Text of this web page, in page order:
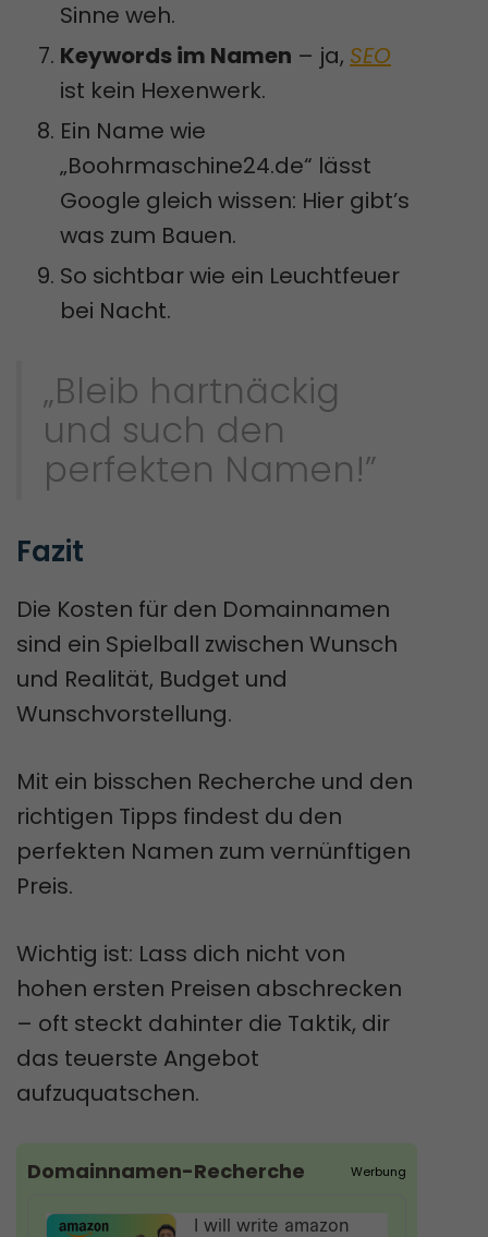
Sinne weh.
Keywords im Namen – ja, SEO
ist kein Hexenwerk.
Ein Name wie
„Boohrmaschine24.de“ lässt
Google gleich wissen: Hier gibt’s
was zum Bauen.
So sichtbar wie ein Leuchtfeuer
bei Nacht.
„Bleib hartnäckig
und such den
perfekten Namen!”
Fazit
Die Kosten für den Domainnamen
sind ein Spielball zwischen Wunsch
und Realität, Budget und
Wunschvorstellung.
Mit ein bisschen Recherche und den
richtigen Tipps findest du den
perfekten Namen zum vernünftigen
Preis.
Wichtig ist: Lass dich nicht von
hohen ersten Preisen abschrecken
– oft steckt dahinter die Taktik, dir
das teuerste Angebot
aufzuquatschen.
Domainnamen-Recherche Werbung